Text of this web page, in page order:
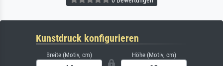
Kunstdruck konfigurieren
Breite (Motiv, cm) Höhe (Motiv, cm)